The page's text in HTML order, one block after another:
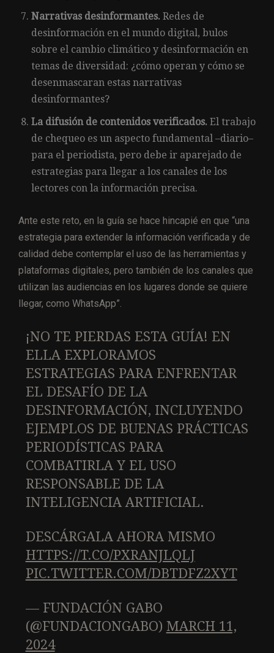
Narrativas desinformantes. Redes de
desinformación en el mundo digital, bulos
sobre el cambio climático y desinformación en
temas de diversidad: ¿cómo operan y cómo se
desenmascaran estas narrativas
desinformantes?
La difusión de contenidos verificados. El trabajo
de chequeo es un aspecto fundamental –diario–
para el periodista, pero debe ir aparejado de
estrategias para llegar a los canales de los
lectores con la información precisa.
Ante este reto, en la guía se hace hincapié en que “una
estrategia para extender la información verificada y de
calidad debe contemplar el uso de las herramientas y
plataformas digitales, pero también de los canales que
utilizan las audiencias en los lugares donde se quiere
llegar, como WhatsApp”.
¡NO TE PIERDAS ESTA GUÍA! EN
ELLA EXPLORAMOS
ESTRATEGIAS PARA ENFRENTAR
EL DESAFÍO DE LA
DESINFORMACIÓN, INCLUYENDO
EJEMPLOS DE BUENAS PRÁCTICAS
PERIODÍSTICAS PARA
COMBATIRLA Y EL USO
RESPONSABLE DE LA
INTELIGENCIA ARTIFICIAL.
DESCÁRGALA AHORA MISMO
HTTPS://T.CO/PXRANJLQLJ
PIC.TWITTER.COM/DBTDFZ2XYT
— FUNDACIÓN GABO
(@FUNDACIONGABO) MARCH 11,
2024